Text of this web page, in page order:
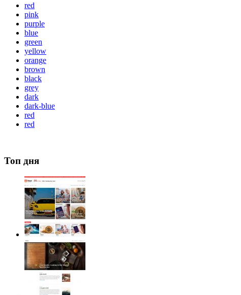
red
pink
purple
blue
green
yellow
orange
brown
black
grey
dark
dark-blue
red
red
Топ дня